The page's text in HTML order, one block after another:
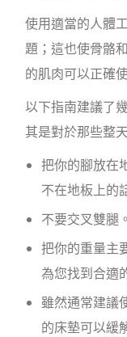
使用適當的人體
題；這也使骨骼
的肌肉可以正確
以下指南建議了
其是對於那些整
把你的腳放在
不在地板上的
不要交叉雙腿
把你的重量主
為您找到合適
雖然通常建議
的床墊可以緩